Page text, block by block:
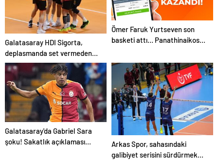
Galatasaray HDI Sigorta,
deplasmanda set vermeden
kazandı
Ömer Faruk Yurtseven son
basketi attı… Panathinaikos –
bilen Misli üyesi 104.267 TL
kazandı!
Galatasaray'da Gabriel Sara
şoku! Sakatlık açıklaması…
Arkas Spor, sahasındaki
galibiyet serisini sürdürmek